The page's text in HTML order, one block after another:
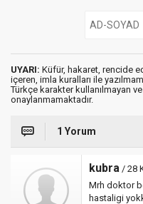
UYARI: Küfür, hakaret, rencide
içeren, imla kuralları ile
Türkçe karakter kullanılmayan
onaylanmamaktadır.
1 Yorum
kubra / 28
Mrh doktor
hastaligi